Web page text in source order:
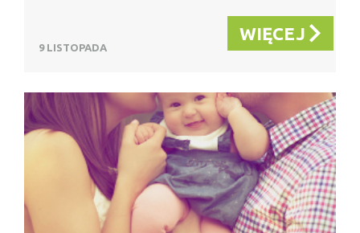
9 LISTOPADA
WIĘCEJ